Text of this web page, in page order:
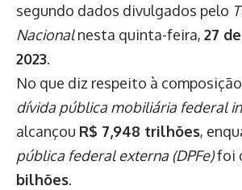
segundo dados divulgados pelo
Nacionalnesta quinta-feira, 27
2023.
No que diz respeito à
dívida pública mobiliária federal
alcançou R$ 7,948 trilhões,
pública federal externa (DPFe)foi
bilhões.